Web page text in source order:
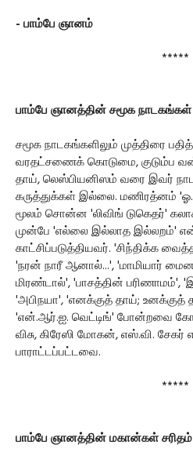
- பாம்பே ஞானம்
*****
பாம்பே ஞானத்தின் சமூக நாடகங்கள்
சமூக நாடகங்களிலும் முத்திரை
வரதட்சணைக் கொடுமை, குடும்ப
தாய், லெஸ்பியனிஸம் வரை இவர்
கருத்துக்கள் இல்லை. மணிரத்னம்
மூலம் சொன்ன 'லிவிங் டுகெதர்'
முன்பே 'எல்லை இல்லாத இல்லறம்'
காட்சிப்படுத்தியவர். 'சிந்திக்க
'நரன் நாரீ ஆனால்...', 'மாமியார்
மிரண்டால்', 'பாசத்தின்
'அபிநயா', 'எனக்குத் தாய்; உனக்குத்
'என்.ஆர்.ஐ. வெட்டிங்' போன்றவை
விசு, கிரேஸி மோகன், எஸ்.வி. சேகர்
பாராட்டப்பட்டவை.
*****
பாம்பே ஞானத்தின் மகான்கள் சரிதம்